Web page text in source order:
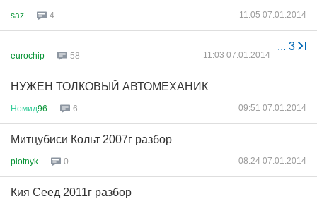
saz 4 11:05 07.01.2014
... 3
eurochip 58 11:03 07.01.2014
НУЖЕН ТОЛКОВЫЙ АВТОМЕХАНИК
Номид96 6 09:51 07.01.2014
Митцубиси Кольт 2007г разбор
plotnyk 0 08:24 07.01.2014
Кия Сеед 2011г разбор